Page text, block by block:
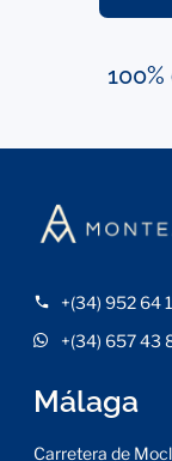
+(34) 952 64
+(34) 657 43
Málaga
Carretera de